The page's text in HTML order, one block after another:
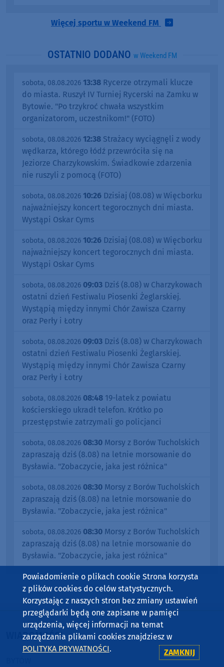
Więcej sportu w Weekend FM
OSTATNIO DODANO w Weekend FM
sobota, 08.08.2026 13:38 Rycerze otrzymali klucze
do miasta. Ruszył IV Turniej Rycerski na Zamku w
Bytowie. "Po trzykroć chwała wszystkim
organizatorom, uczestnikom!" (FOTO)
sobota, 08.08.2026 12:38 Strażacy wyciągnęli z wody
wędkarza, którego łódź przewróciła się na
Jeziorze Charzykowskim. Świadkowie zdarzenia
nie ruszyli z pomocą (FOTO)
sobota, 08.08.2026 10:26 Dzisiaj (08.08) w Więcborku
najważniejszy koncert tegorocznych dni miasta.
Wystąpi Oskar Cyms
sobota, 08.08.2026 10:26 Dzisiaj (08.08) w Więcborku
najważniejszy koncert tegorocznych dni miasta.
Wystąpi Oskar Cyms
sobota, 08.08.2026 09:03 Dziś (8.08) w Charzykowach
ostatni dzień Festiwalu Piosenki Żeglarskiej.
Wystąpią między innymi Chór Zawisza Czarny
oraz Perły i Łotry
sobota, 08.08.2026 09:03 Dziś (8.08) w Charzykowach
ostatni dzień Festiwalu Piosenki Żeglarskiej.
Wystąpią między innymi Chór Zawisza Czarny
oraz Perły i Łotry
sobota, 08.08.2026 08:48 19-latek z powiatu
kościerskiego ukradł telefon. Krótko po
przestępstwie zatrzymali go policjanci
sobota, 08.08.2026 08:30 Morsy z Borów Tucholskich
zapraszają dziś (8.08) na letnie morsowanie do
Bysławia. "Zobaczycie, jaka jest różnica"
sobota, 08.08.2026 08:30 Morsy z Borów Tucholskich
zapraszają dziś (8.08) na letnie morsowanie do
Bysławia. "Zobaczycie, jaka jest różnica"
sobota, 08.08.2026 08:30 Morsy z Borów Tucholskich
zapraszają dziś (8.08) na letnie morsowanie do
Bysławia. "Zobaczycie, jaka jest różnica"
WIADOMOŚCI
Powiadomienie o plikach cookie Strona korzysta
z plików cookies do celów statystycznych.
Korzystając z naszych stron bez zmiany ustawień
przeglądarki będą one zapisane w pamięci
urządzenia, więcej informacji na temat
zarządzania plikami cookies znajdziesz w
POLITYKA PRYWATNOŚCI. ZAMKNIJ